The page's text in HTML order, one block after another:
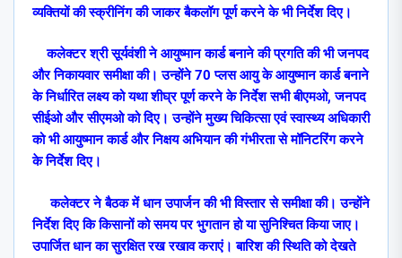
व्यक्तियों की स्क्रीनिंग की जाकर बैकलॉग पूर्ण करने के भी निर्देश दिए।
कलेक्टर श्री सूर्यवंशी ने आयुष्मान कार्ड बनाने की प्रगति की भी जनपद
और निकायवार समीक्षा की। उन्होंने 70 प्लस आयु के आयुष्मान कार्ड बनाने
के निर्धारित लक्ष्य को यथा शीघ्र पूर्ण करने के निर्देश सभी बीएमओ,जनपद
सीईओ और सीएमओ को दिए। उन्होंने मुख्य चिकित्सा एवं स्वास्थ्य अधिकारी
को भी आयुष्मान कार्ड और निक्षय अभियान की गंभीरता से मॉनिटरिंग करने
के निर्देश दिए।
कलेक्टर ने बैठक में धान उपार्जन की भी विस्तार से समीक्षा की। उन्होंने
निर्देश दिए कि किसानों को समय पर भुगतान हो या सुनिश्चित किया जाए।
उपार्जित धान का सुरक्षित रख रखाव कराएं। बारिश की स्थिति को देखते